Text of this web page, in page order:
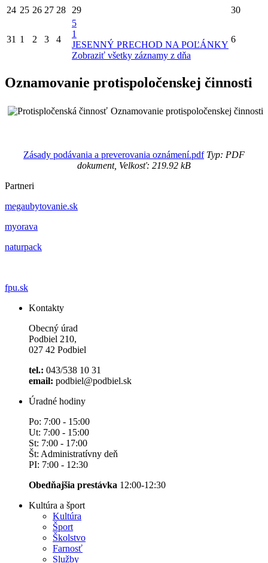
24 25 26 27 28 29 30
31 1 2 3 4
5
1
JESENNÝ PRECHOD NA POĽÁNKY
Zobraziť všetky záznamy z dňa
6
Oznamovanie protispoločenskej činnosti
Oznamovanie protispoločenskej činnosti
Zásady podávania a preverovania oznámení.pdfTyp: PDF
dokument, Velkosť: 219.92 kB
Partneri
megaubytovanie.sk
myorava
naturpack
fpu.sk
Kontakty
Obecný úrad
Podbiel 210,
027 42 Podbiel
tel.: 043/538 10 31
email: podbiel@podbiel.sk
Úradné hodiny
Po: 7:00 - 15:00
Ut: 7:00 - 15:00
St: 7:00 - 17:00
Št: Administratívny deň
PI: 7:00 - 12:30
Obedňajšia prestávka 12:00-12:30
Kultúra a šport
Kultúra
Šport
Školstvo
Farnosť
Služby